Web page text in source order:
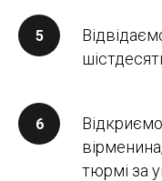
тюрмі за